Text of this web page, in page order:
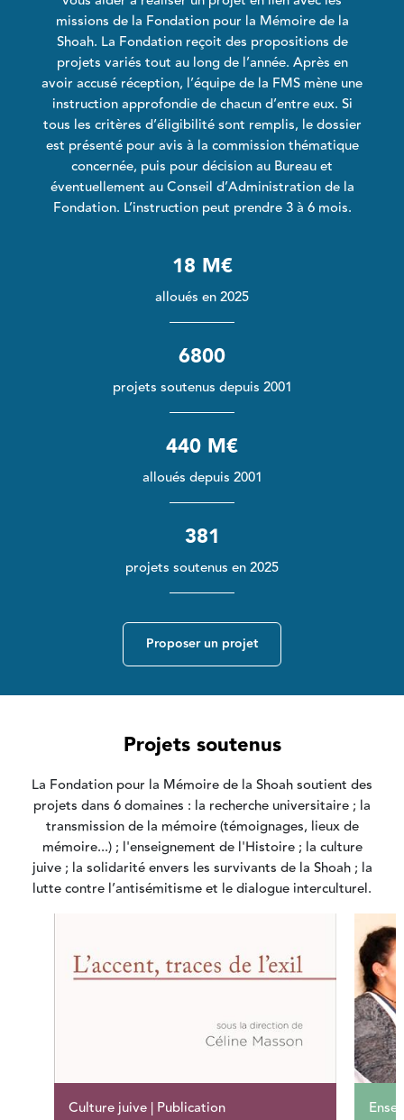
missions de la Fondation pour la Mémoire de la
Shoah. La Fondation reçoit des propositions de
projets variés tout au long de l’année. Après en
avoir accusé réception, l’équipe de la FMS mène une
instruction approfondie de chacun d’entre eux. Si
tous les critères d’éligibilité sont remplis, le dossier
est présenté pour avis à la commission thématique
concernée, puis pour décision au Bureau et
éventuellement au Conseil d’Administration de la
Fondation. L’instruction peut prendre 3 à 6 mois.
18 M€
alloués en 2025
6800
projets soutenus depuis 2001
440 M€
alloués depuis 2001
381
projets soutenus en 2025
Proposer un projet
Projets soutenus
La Fondation pour la Mémoire de la Shoah soutient des
projets dans 6 domaines : la recherche universitaire ; la
transmission de la mémoire (témoignages, lieux de
mémoire...) ; l'enseignement de l'Histoire ; la culture
juive ; la solidarité envers les survivants de la Shoah ; la
lutte contre l’antisémitisme et le dialogue interculturel.
Culture juive | Publication